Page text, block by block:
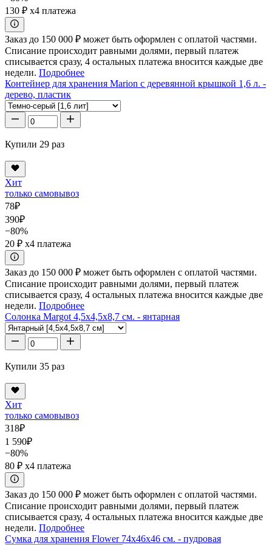
130 ₽ x4 платежа
Заказ до 150 000 ₽ может быть оформлен с оплатой частями.
Списание происходит равными долями, первый платеж
списывается сразу, 4 остальных платежа вносится каждые две
недели. Подробнее
Контейнер для хранения Marion с деревянной крышкой 1,6 л. -
дерево, пластик
Купили 29 раз
Хит
только самовывоз
78₽
390₽
−80%
20 ₽ x4 платежа
Заказ до 150 000 ₽ может быть оформлен с оплатой частями.
Списание происходит равными долями, первый платеж
списывается сразу, 4 остальных платежа вносится каждые две
недели. Подробнее
Солонка Margot 4,5x4,5x8,7 см. - янтарная
Купили 35 раз
Хит
только самовывоз
318₽
1 590₽
−80%
80 ₽ x4 платежа
Заказ до 150 000 ₽ может быть оформлен с оплатой частями.
Списание происходит равными долями, первый платеж
списывается сразу, 4 остальных платежа вносится каждые две
недели. Подробнее
Сумка для хранения Flower 74x46x46 см. - пудровая